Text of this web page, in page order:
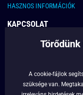
HASZNOS INFORMÁCIÓK
KAPCSOLAT
E-MAIL CÍM:
FONTOS INFORMÁCIÓK
RÓLUNK
A cookie-fájlok
szüksége van.